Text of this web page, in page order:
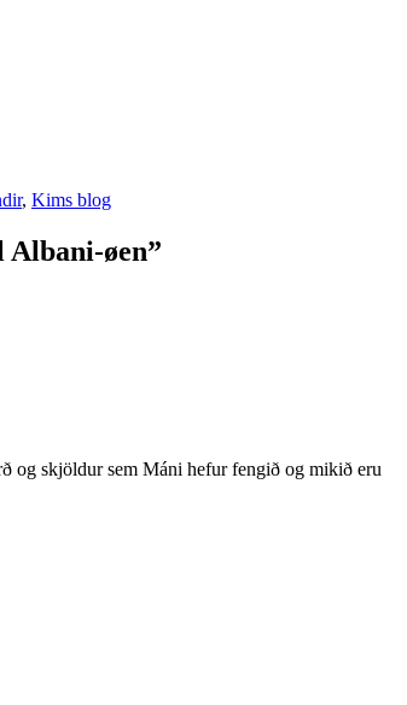
, Kims blog
øen”
og skjöldur sem Máni hefur fengið og mikið eru